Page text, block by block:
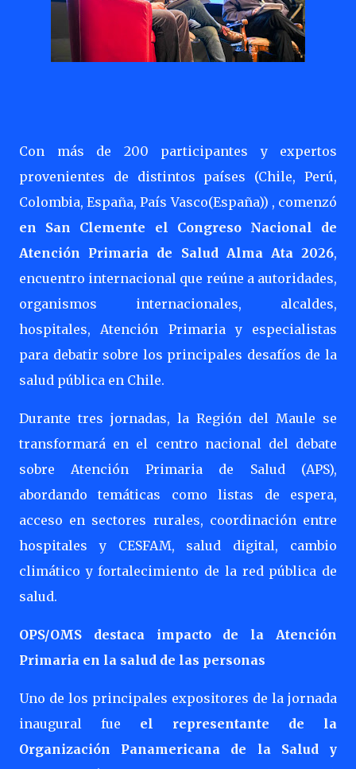
Con más de 200 participantes y expertos
provenientes de distintos países (Chile, Perú,
Colombia, España, País Vasco(España)) , comenzó
en San Clemente el Congreso Nacional de
Atención Primaria de Salud Alma Ata 2026,
encuentro internacional que reúne a autoridades,
organismos internacionales, alcaldes,
hospitales, Atención Primaria y especialistas
para debatir sobre los principales desafíos de la
salud pública en Chile.
Durante tres jornadas, la Región del Maule se
transformará en el centro nacional del debate
sobre Atención Primaria de Salud (APS),
abordando temáticas como listas de espera,
acceso en sectores rurales, coordinación entre
hospitales y CESFAM, salud digital, cambio
climático y fortalecimiento de la red pública de
salud.
OPS/OMS destaca impacto de la Atención
Primaria en la salud de las personas
Uno de los principales expositores de la jornada
inaugural fue el representante de la
Organización Panamericana de la Salud y